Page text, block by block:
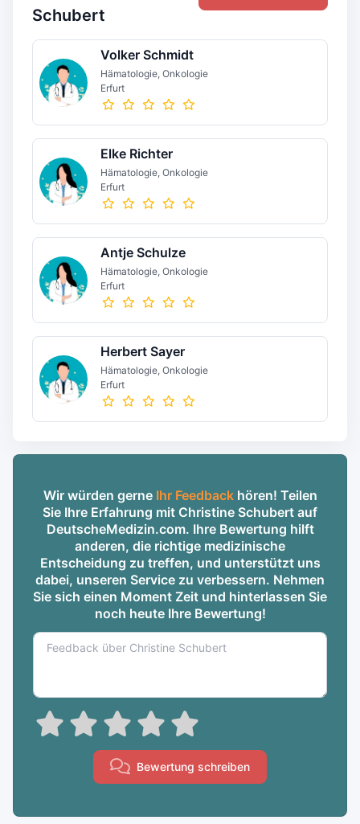
Schubert
Volker Schmidt
Hämatologie, Onkologie
Erfurt
Elke Richter
Hämatologie, Onkologie
Erfurt
Antje Schulze
Hämatologie, Onkologie
Erfurt
Herbert Sayer
Hämatologie, Onkologie
Erfurt
Wir würden gerne Ihr Feedbackhören! Teilen
Sie Ihre Erfahrung mit Christine Schubert auf
DeutscheMedizin.com. Ihre Bewertung hilft
anderen, die richtige medizinische
Entscheidung zu treffen, und unterstützt uns
dabei, unseren Service zu verbessern. Nehmen
Sie sich einen Moment Zeit und hinterlassen Sie
noch heute Ihre Bewertung!
Bewertung schreiben